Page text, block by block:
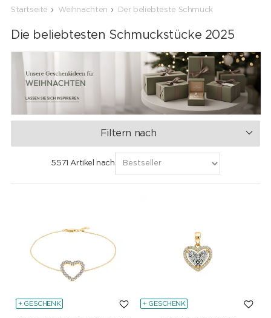
Startseite Weihnachten Der beliebteste Schmuck
Die beliebtesten Schmuckstücke 2025
Filtern nach
5571 Artikel nach
+ GESCHENK + GESCHENK